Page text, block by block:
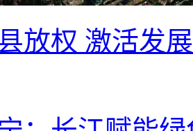
放权 激活发